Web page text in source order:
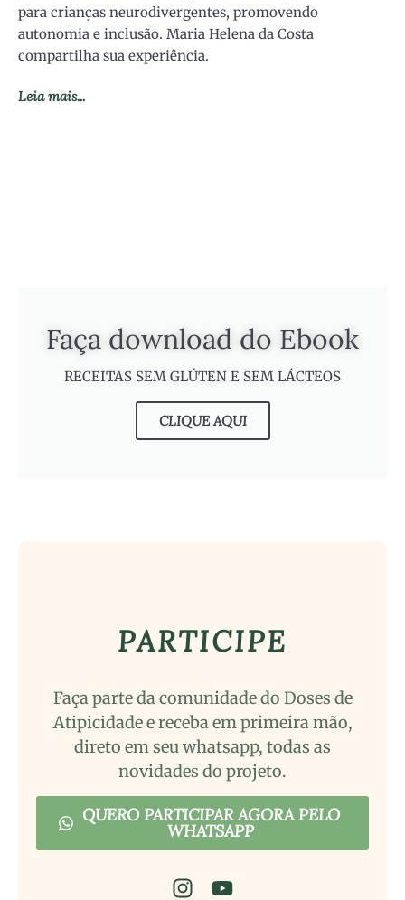
para crianças neurodivergentes, promovendo
autonomia e inclusão. Maria Helena da Costa
compartilha sua experiência.
Leia mais...
Faça download do Ebook
RECEITAS SEM GLÚTEN E SEM LÁCTEOS
CLIQUE AQUI
PARTICIPE
Faça parte da comunidade do Doses de
Atipicidade e receba em primeira mão,
direto em seu whatsapp, todas as
novidades do projeto.
QUERO PARTICIPAR AGORA PELO
WHATSAPP